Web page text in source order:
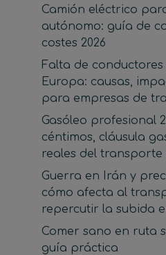
Camión eléctrico
autónomo: guía de
costes 2026
Falta de
Europa: causas,
para empresas de
Gasóleo profesional
céntimos, cláusula
reales del transporte
Guerra en Irán y
cómo afecta al
repercutir la subida
Comer sano en ruta
guía práctica